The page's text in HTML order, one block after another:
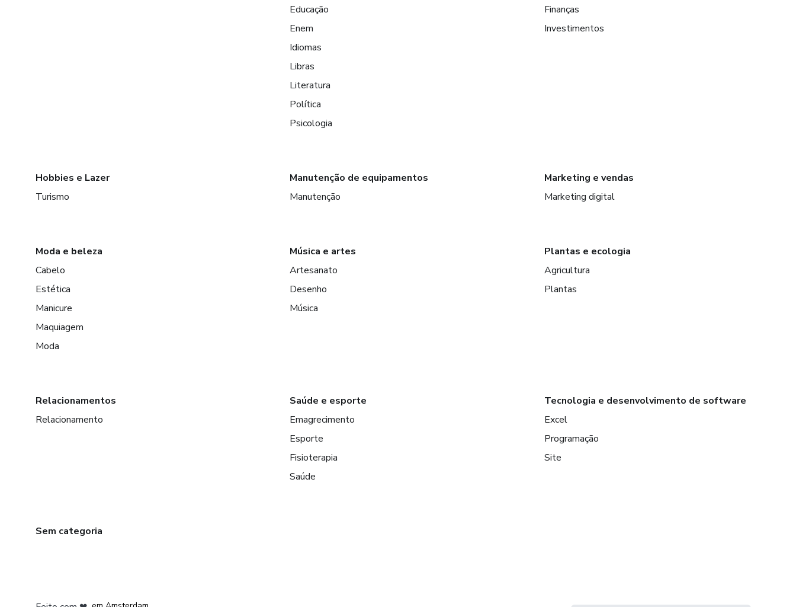
Educação
Enem
Idiomas
Libras
Literatura
Política
Psicologia
Finanças
Investimentos
Hobbies e Lazer
Turismo
Manutenção de equipamentos
Manutenção
Marketing e vendas
Marketing digital
Moda e beleza
Cabelo
Estética
Manicure
Maquiagem
Moda
Música e artes
Artesanato
Desenho
Música
Plantas e ecologia
Agricultura
Plantas
Relacionamentos
Relacionamento
Saúde e esporte
Emagrecimento
Esporte
Fisioterapia
Saúde
Tecnologia e desenvolvimento de software
Excel
Programação
Site
Sem categoria
em Amsterdam